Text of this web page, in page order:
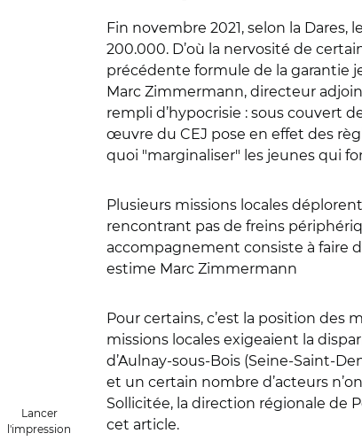
Lancer
l'impression
Fin novembre 2021, selon la
200.000. D’où la nervosité de
précédente formule de la garantie
Marc Zimmermann, directeur
rempli d’hypocrisie : sous couvert
œuvre du CEJ pose en effet des
quoi "marginaliser" les jeunes qui
Plusieurs missions locales
rencontrant pas de freins
accompagnement consiste à faire
estime Marc Zimmermann
Pour certains, c’est la position des
missions locales exigeaient la
d’Aulnay-sous-Bois (Seine-Saint-
et un certain nombre d’acteurs
Sollicitée, la direction régionale de
cet article.